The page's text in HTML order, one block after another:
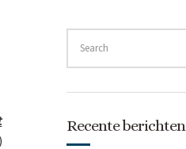
SEARCH
FOR:
Recente berichten